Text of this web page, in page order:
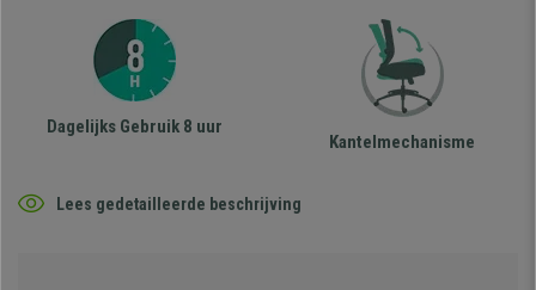
Dagelijks Gebruik 8 uur
Kantelmechanisme
Lees gedetailleerde beschrijving